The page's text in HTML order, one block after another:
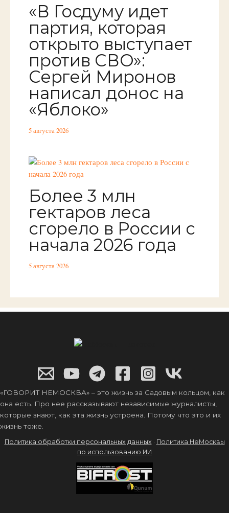
«В Госдуму идет
партия, которая
открыто выступает
против СВО»:
Сергей Миронов
написал донос на
«Яблоко»
5 августа 2026
Более 3 млн
гектаров леса
сгорело в России с
начала 2026 года
5 августа 2026
«ГОВОРИТ НЕМОСКВА» – это жизнь за Садовым кольцом, как
она есть. Про нее рассказывают независимые журналисты,
которые знают, как эта жизнь устроена. Потому что это и их
жизнь тоже.
Политика обработки персональных данных · Политика НеМосквы
по использованию ИИ